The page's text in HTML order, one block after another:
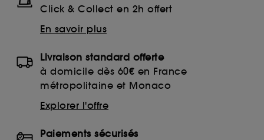
Click & Collect en 2h offert
En savoir plus
Livraison standard offerte
à domicile dès 60€ en France
métropolitaine et Monaco
Explorer l'offre
Paiements sécurisés